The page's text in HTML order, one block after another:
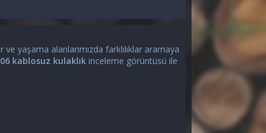
yaşama alanlarımızda farklılıklar aramaya
kablosuz kulaklık inceleme görüntüsü ile